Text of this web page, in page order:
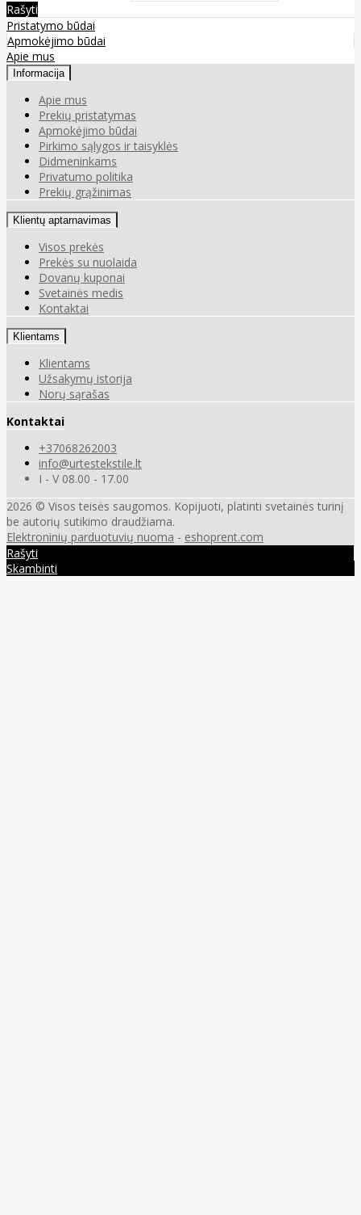
Rašyti
Pristatymo būdai
Apmokėjimo būdai
Apie mus
Informacija
Apie mus
Prekių pristatymas
Apmokėjimo būdai
Pirkimo sąlygos ir taisyklės
Didmeninkams
Privatumo politika
Prekių grąžinimas
Klientų aptarnavimas
Visos prekės
Prekės su nuolaida
Dovanų kuponai
Svetainės medis
Kontaktai
Klientams
Klientams
Užsakymų istorija
Norų sąrašas
Kontaktai
+37068262003
info@urtestekstile.lt
I - V 08.00 - 17.00
2026 © Visos teisės saugomos. Kopijuoti, platinti svetainės turinį
be autorių sutikimo draudžiama.
Elektroninių parduotuvių nuoma - eshoprent.com
Rašyti
Skambinti